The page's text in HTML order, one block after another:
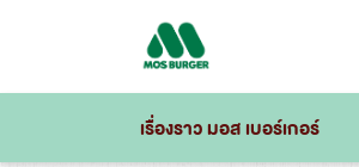
เรื่องราว มอส เบอร์เกอร์